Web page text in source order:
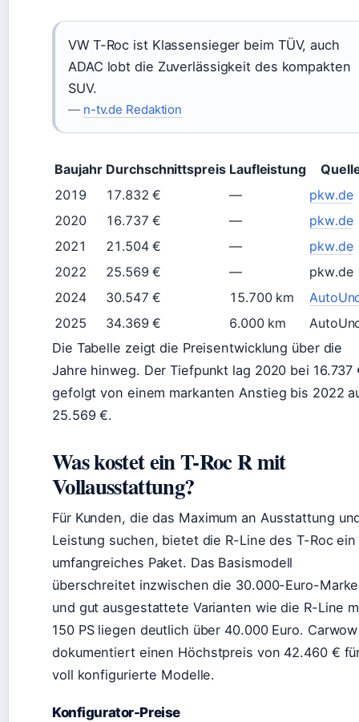
VW T-Roc ist Klassensieger beim TÜV, auch
ADAC lobt die Zuverlässigkeit des kompakten
SUV.
— n-tv.de Redaktion
Baujahr Durchschnittspreis Laufleistung
2019
17.832 € —
pkw.de
2020
16.737 € —
pkw.de
2021
21.504 € —
pkw.de
2022
25.569 € —
pkw.de
2024
30.547 € 15.700 km
2025
34.369 € 6.000 km
Die Tabelle zeigt die Preisentwicklung über die
Jahre hinweg. Der Tiefpunkt lag 2020 bei 16.737
gefolgt von einem markanten Anstieg bis 2022
25.569 €.
Was kostet ein T-Roc R mit
Vollausstattung?
Für Kunden, die das Maximum an Ausstattung
Leistung suchen, bietet die R-Line des T-Roc ein
umfangreiches Paket. Das Basismodell
überschreitet inzwischen die 30.000-Euro-
und gut ausgestattete Varianten wie die R-Line
150 PS liegen deutlich über 40.000 Euro. Carwow
dokumentiert einen Höchstpreis von 42.460 €
voll konfigurierte Modelle.
Konfigurator-Preise